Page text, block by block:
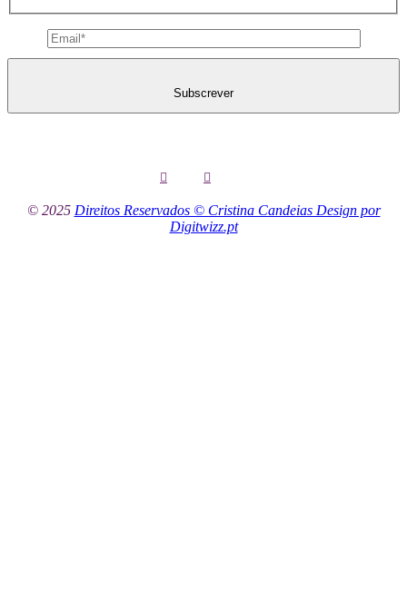
Subscrever
© 2025 Direitos Reservados © Cristina Candeias Design por
Digitwizz.pt